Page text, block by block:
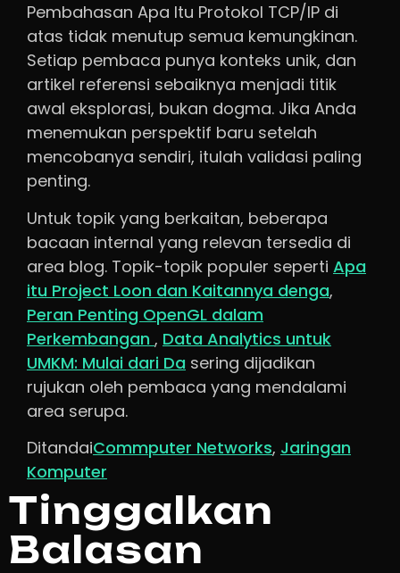
Pembahasan Apa Itu Protokol TCP/IP di
atas tidak menutup semua kemungkinan.
Setiap pembaca punya konteks unik, dan
artikel referensi sebaiknya menjadi titik
awal eksplorasi, bukan dogma. Jika Anda
menemukan perspektif baru setelah
mencobanya sendiri, itulah validasi paling
penting.
Untuk topik yang berkaitan, beberapa
bacaan internal yang relevan tersedia di
area blog. Topik-topik populer seperti Apa
itu Project Loon dan Kaitannya denga,
Peran Penting OpenGL dalam
Perkembangan , Data Analytics untuk
UMKM: Mulai dari Da sering dijadikan
rujukan oleh pembaca yang mendalami
area serupa.
DitandaiCommputer Networks, Jaringan
Komputer
Tinggalkan
Balasan